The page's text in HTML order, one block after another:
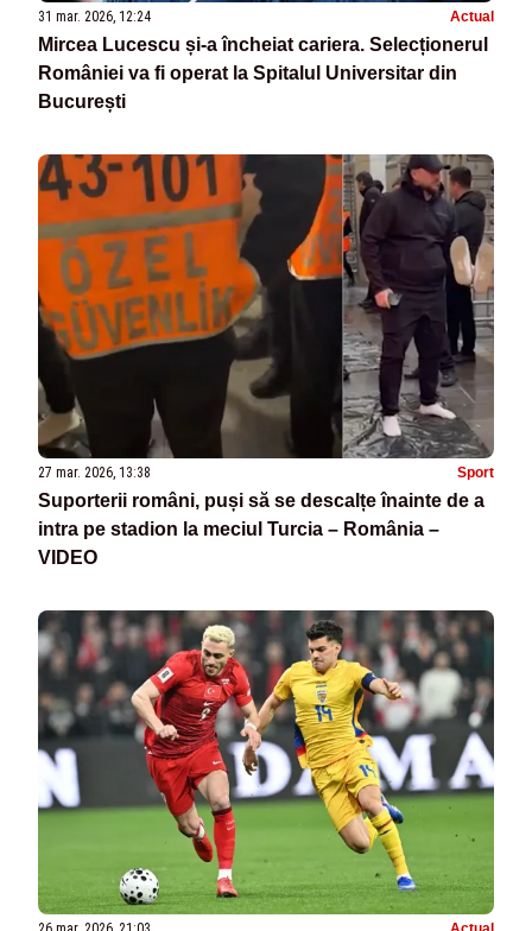
31 mar. 2026, 12:24 Actual
Mircea Lucescu și-a încheiat cariera. Selecționerul
României va fi operat la Spitalul Universitar din
București
27 mar. 2026, 13:38 Sport
Suporterii români, puși să se descalțe înainte de a
intra pe stadion la meciul Turcia – România –
VIDEO